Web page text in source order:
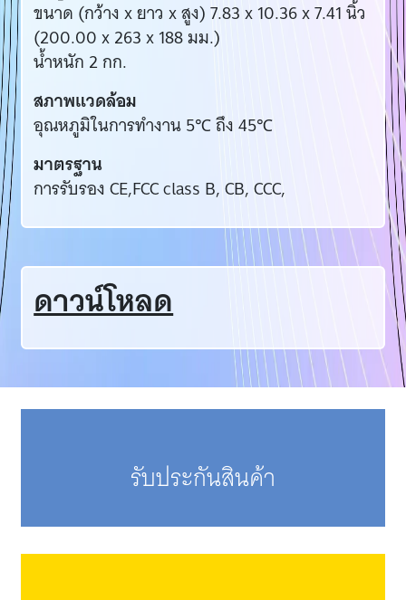
ขนาด (กว้าง x ยาว x สูง) 7.83 x 10.36 x 7.41 นิ้ว
(200.00 x 263 x 188 มม.)
น้ำหนัก 2 กก.
สภาพแวดล้อม
อุณหภูมิในการทำงาน 5℃ ถึง 45℃
มาตรฐาน
การรับรอง CE,FCC class B, CB, CCC,
ดาวน์โหลด
รับประกันสินค้า